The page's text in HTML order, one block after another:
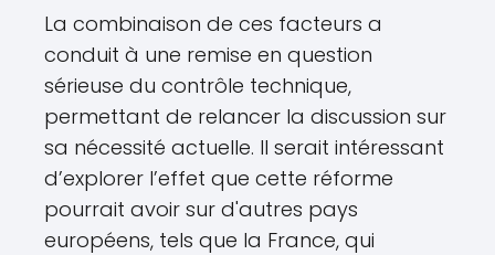
La combinaison de ces facteurs a
conduit à une remise en question
sérieuse du contrôle technique,
permettant de relancer la discussion sur
sa nécessité actuelle. Il serait intéressant
d’explorer l’effet que cette réforme
pourrait avoir sur d'autres pays
européens, tels que la France, qui